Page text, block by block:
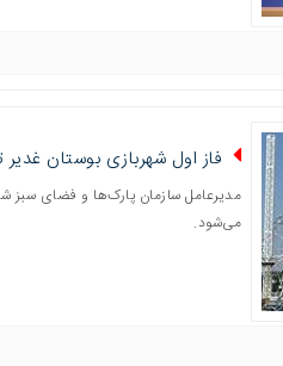
فاز اول شهربازی بوستان
مدیرعامل سازمان پارک‌ها و فضای سبز
می‌شود.